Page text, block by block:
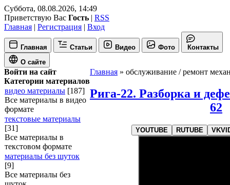
Суббота, 08.08.2026, 14:49
Приветствую Вас Гость | RSS
Главная | Регистрация | Вход
Главная Статьи Видео Фото
Контакты
О сайте
Войти на сайт
Категории материалов
видео материалы [187]
Все материалы в видео
формате
текстовые материалы
[31]
Все материалы в
текстовом формате
материалы без шуток
[9]
Все материалы без
Главная » обслуживание / ремонт
Рига-22. Разборка и
62
YOUTUBE RUTUBE